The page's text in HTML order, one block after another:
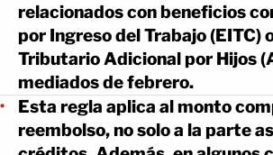
relacionados con beneficios
por Ingreso del Trabajo (EITC)
Tributario Adicional por Hijos
mediados de febrero.
Esta regla aplica al monto
reembolso, no solo a la parte